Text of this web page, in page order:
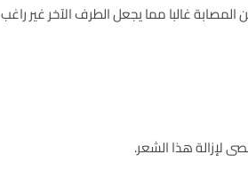
غالبا مما يجعل الطرف الآخر غير راغب